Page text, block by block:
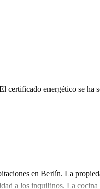
certificado energético se ha
en Berlín. La
a los inquilinos. La cocina